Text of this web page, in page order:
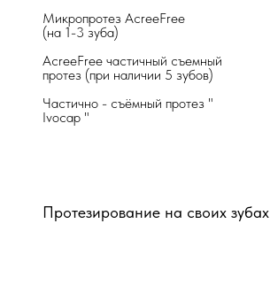
Осмотр + справка
Микропротез AcreeFree
(на 1-3 зуба)
AcreeFree частичный съемный
протез (при наличии 5 зубов)
Частично - съёмный протез "
Ivocap "
Протезирование на своих зубах